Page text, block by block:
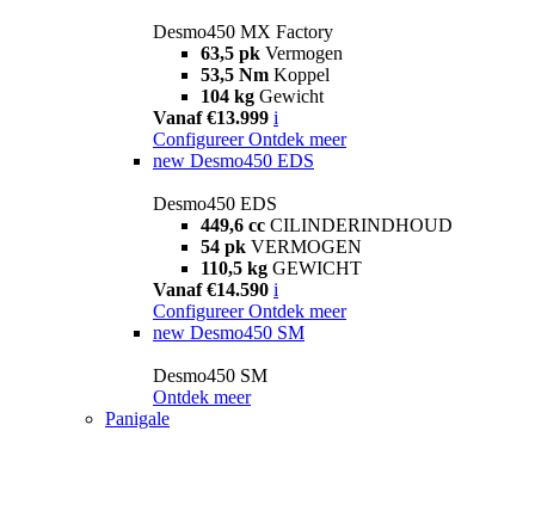
Desmo450 MX Factory
63,5 pk Vermogen
53,5 Nm Koppel
104 kg Gewicht
Vanaf €13.999 i
Configureer Ontdek meer
new Desmo450 EDS
Desmo450 EDS
449,6 cc CILINDERINDHOUD
54 pk VERMOGEN
110,5 kg GEWICHT
Vanaf €14.590 i
Configureer Ontdek meer
new Desmo450 SM
Desmo450 SM
Ontdek meer
Panigale